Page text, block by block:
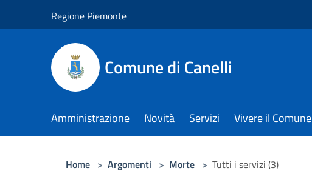
Regione Piemonte
Comune di Canelli
Amministrazione Novità Servizi Vivere il Comune
Home > Argomenti > Morte > Tutti i servizi (3)